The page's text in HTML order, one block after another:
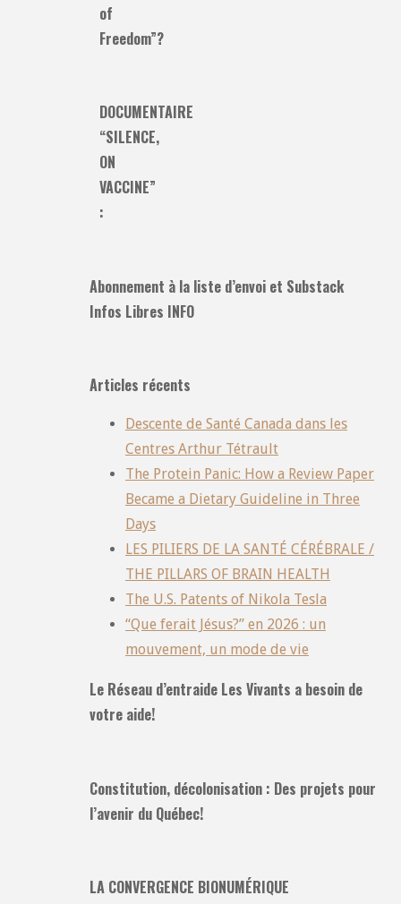
of
Freedom”?
DOCUMENTAIRE
“SILENCE,
ON
VACCINE”
:
Abonnement à la liste d’envoi et Substack
Infos Libres INFO
Articles récents
Descente de Santé Canada dans les
Centres Arthur Tétrault
The Protein Panic: How a Review Paper
Became a Dietary Guideline in Three
Days
LES PILIERS DE LA SANTÉ CÉRÉBRALE /
THE PILLARS OF BRAIN HEALTH
The U.S. Patents of Nikola Tesla
“Que ferait Jésus?” en 2026 : un
mouvement, un mode de vie
Le Réseau d’entraide Les Vivants a besoin de
votre aide!
Constitution, décolonisation : Des projets pour
l’avenir du Québec!
LA CONVERGENCE BIONUMÉRIQUE